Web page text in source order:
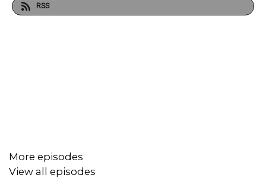
RSS
More episodes
View all episodes